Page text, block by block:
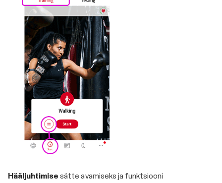
Hääljuhtimise sätte avamiseks ja funktsiooni